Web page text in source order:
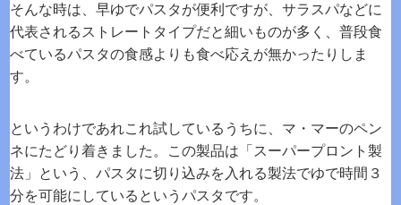
そんな時は、早ゆでパスタが便利ですが、サラスパなどに
代表されるストレートタイプだと細いものが多く、普段食
べているパスタの食感よりも食べ応えが無かったりしま
す。
というわけであれこれ試しているうちに、マ・マーのペン
ネにたどり着きました。この製品は「スーパープロント製
法」という、パスタに切り込みを入れる製法でゆで時間３
分を可能にしているというパスタです。